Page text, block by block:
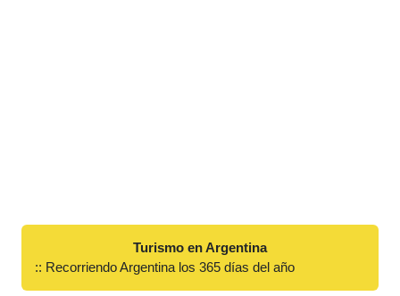
Turismo en Argentina
:: Recorriendo Argentina los 365 días del año